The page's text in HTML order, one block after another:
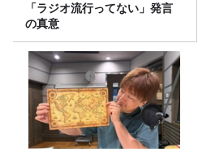
「ラジオ流行ってない」発言
の真意